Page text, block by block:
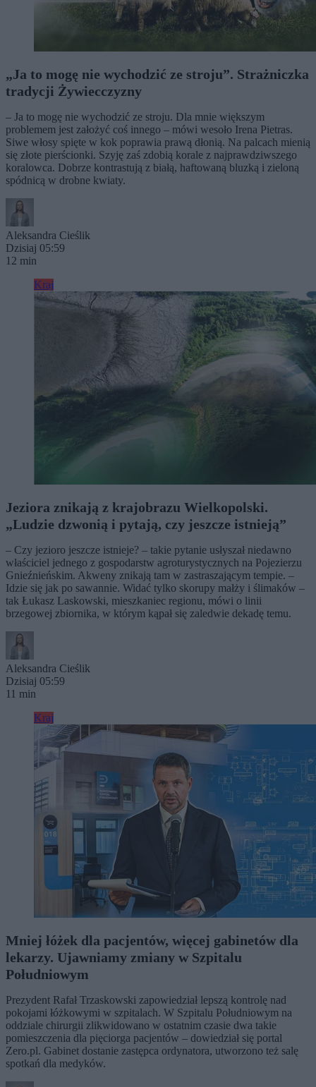
„Ja to mogę nie wychodzić ze stroju”. Strażniczka
tradycji Żywiecczyzny
– Ja to mogę nie wychodzić ze stroju. Dla mnie większym
problemem jest założyć coś innego – mówi wesoło Irena Pietras.
Siwe włosy spięte w kok poprawia prawą dłonią. Na palcach mienią
się złote pierścionki. Szyję zaś zdobią korale z najprawdziwszego
koralowca. Dobrze kontrastują z białą, haftowaną bluzką i zieloną
spódnicą w drobne kwiaty.
Aleksandra Cieślik
Dzisiaj 05:59
12 min
Kraj
Jeziora znikają z krajobrazu Wielkopolski.
„Ludzie dzwonią i pytają, czy jeszcze istnieją”
– Czy jezioro jeszcze istnieje? – takie pytanie usłyszał niedawno
właściciel jednego z gospodarstw agroturystycznych na Pojezierzu
Gnieźnieńskim. Akweny znikają tam w zastraszającym tempie. –
Idzie się jak po sawannie. Widać tylko skorupy małży i ślimaków –
tak Łukasz Laskowski, mieszkaniec regionu, mówi o linii
brzegowej zbiornika, w którym kąpał się zaledwie dekadę temu.
Aleksandra Cieślik
Dzisiaj 05:59
11 min
Kraj
Mniej łóżek dla pacjentów, więcej gabinetów dla
lekarzy. Ujawniamy zmiany w Szpitalu
Południowym
Prezydent Rafał Trzaskowski zapowiedział lepszą kontrolę nad
pokojami łóżkowymi w szpitalach. W Szpitalu Południowym na
oddziale chirurgii zlikwidowano w ostatnim czasie dwa takie
pomieszczenia dla pięciorga pacjentów – dowiedział się portal
Zero.pl. Gabinet dostanie zastępca ordynatora, utworzono też salę
spotkań dla medyków.